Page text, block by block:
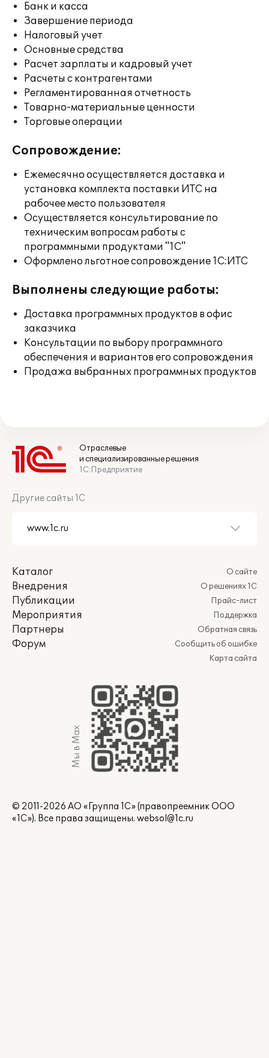
Банк и касса
Завершение периода
Налоговый учет
Основные средства
Расчет зарплаты и кадровый учет
Расчеты с контрагентами
Регламентированная отчетность
Товарно-материальные ценности
Торговые операции
Сопровождение:
Ежемесячно осуществляется доставка и
установка комплекта поставки ИТС на
рабочее место пользователя
Осуществляется консультирование по
техническим вопросам работы с
программными продуктами "1С"
Оформлено льготное сопровождение 1С:ИТС
Выполнены следующие работы:
Доставка программных продуктов в офис
заказчика
Консультации по выбору программного
обеспечения и вариантов его сопровождения
Продажа выбранных программных продуктов
Отраслевые
и специализированные решения
1С:Предприятие
Другие сайты 1С
Каталог
Внедрения
Публикации
Мероприятия
Партнеры
Форум
О сайте
О решениях 1С
Прайс-лист
Поддержка
Обратная связь
Сообщить об ошибке
Карта сайта
Мы в Max
© 2011-2026 АО «Группа 1С» (правопреемник ООО
«1С»). Все права защищены. websol@1c.ru